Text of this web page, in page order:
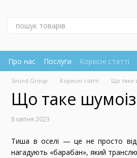
Про нас Послуги Корисні статті
Sound Group Корисні статті Що таке
Що таке
8 квітня 2023
Тиша в оселі — це не просто
нагадують «барабан», який